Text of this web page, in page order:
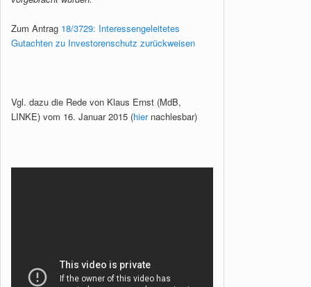
Zum Antrag 18/3729: Interessengeleitetes
Gutachten zu Investorenschutz zurückweisen
Vgl. dazu die Rede von Klaus Ernst (MdB,
LINKE) vom 16. Januar 2015 (hiernachlesbar)